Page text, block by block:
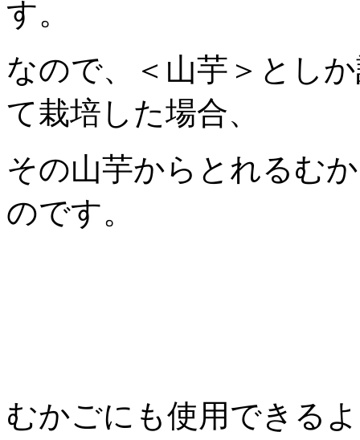
す。
なので、＜山芋＞とし
て栽培した場合、
その山芋からとれるむ
のです。
むかごにも使用できる